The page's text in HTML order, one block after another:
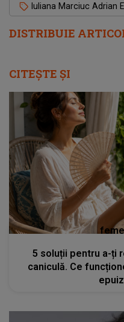
DISTRIBUIE
Iuliana Marciuc Adrian
CITEȘTE ȘI
5 soluții pentru a-ți
caniculă. Ce